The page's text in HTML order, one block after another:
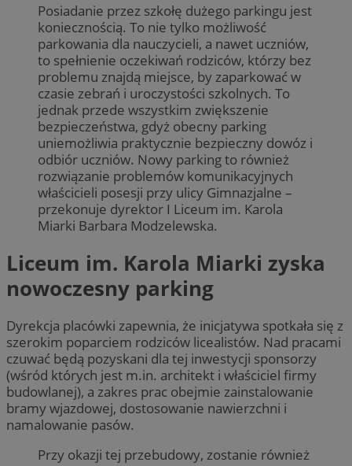
Posiadanie przez szkołę dużego parkingu jest
koniecznością. To nie tylko możliwość
parkowania dla nauczycieli, a nawet uczniów,
to spełnienie oczekiwań rodziców, którzy bez
problemu znajdą miejsce, by zaparkować w
czasie zebrań i uroczystości szkolnych. To
jednak przede wszystkim zwiększenie
bezpieczeństwa, gdyż obecny parking
uniemożliwia praktycznie bezpieczny dowóz i
odbiór uczniów. Nowy parking to również
rozwiązanie problemów komunikacyjnych
właścicieli posesji przy ulicy Gimnazjalne –
przekonuje dyrektor I Liceum im. Karola
Miarki Barbara Modzelewska.
Liceum im. Karola Miarki zyska
nowoczesny parking
Dyrekcja placówki zapewnia, że inicjatywa spotkała się z
szerokim poparciem rodziców licealistów. Nad pracami
czuwać będą pozyskani dla tej inwestycji sponsorzy
(wśród których jest m.in. architekt i właściciel firmy
budowlanej), a zakres prac obejmie zainstalowanie
bramy wjazdowej, dostosowanie nawierzchni i
namalowanie pasów.
Przy okazji tej przebudowy, zostanie również